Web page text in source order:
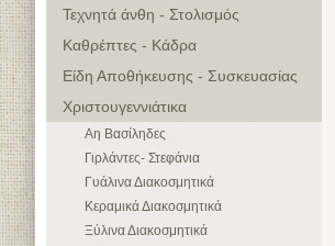
Τεχνητά άνθη - Στολισμός
Καθρέπτες - Κάδρα
Είδη Αποθήκευσης - Συσκευασίας
Χριστουγεννιάτικα
Αη Βασίληδες
Γιρλάντες- Στεφάνια
Γυάλινα Διακοσμητικά
Κεραμικά Διακοσμητικά
Ξύλινα Διακοσμητικά